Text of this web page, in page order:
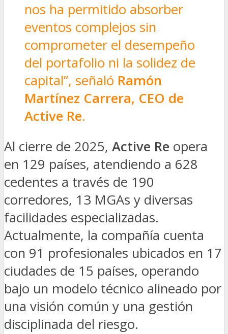
nos ha permitido absorber
eventos complejos sin
comprometer el desempeño
del portafolio ni la solidez de
capital”, señaló Ramón
Martínez Carrera, CEO de
Active Re.
Al cierre de 2025, Active Re opera
en 129 países, atendiendo a 628
cedentes a través de 190
corredores, 13 MGAs y diversas
facilidades especializadas.
Actualmente, la compañía cuenta
con 91 profesionales ubicados en 17
ciudades de 15 países, operando
bajo un modelo técnico alineado por
una visión común y una gestión
disciplinada del riesgo.